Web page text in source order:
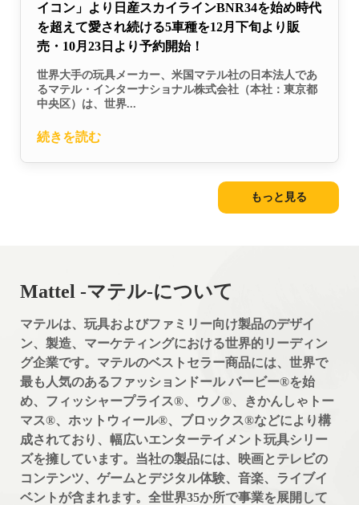
イコン」より日産スカイラインBNR34を始め時代
を超えて愛され続ける5車種を12月下旬より販
売・10月23日より予約開始！
世界大手の玩具メーカー、米国マテル社の日本法人であ
るマテル・インターナショナル株式会社（本社：東京都
中央区）は、世界...
続きを読む
もっと⾒る
Mattel -マテル-について
マテルは、玩具およびファミリー向け製品のデザイ
ン、製造、マーケティングにおける世界的リーディン
グ企業です。マテルのベストセラー商品には、世界で
最も人気のあるファッションドール バービー®を始
め、フィッシャープライス®、ウノ®、きかんしゃトー
マス®、ホットウィール®、ブロックス®などにより構
成されており、幅広いエンターテイメント玩具シリー
ズを擁しています。当社の製品には、映画とテレビの
コンテンツ、ゲームとデジタル体験、音楽、ライブイ
ベントが含まれます。全世界35か所で事業を展開して